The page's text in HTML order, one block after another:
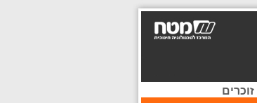
זוכרים